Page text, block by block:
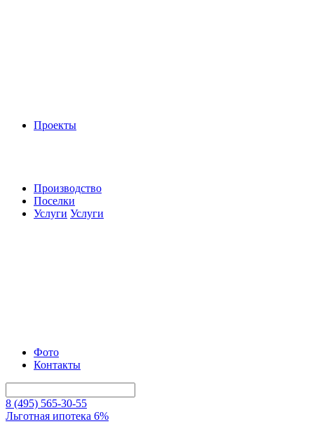
Проекты
Производство
Поселки
Услуги Услуги
Фото
Контакты
8 (495) 565-30-55
Льготная ипотека 6%